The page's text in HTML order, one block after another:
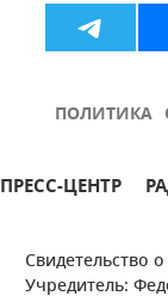
ПОЛИТИКА
ПРЕСС-ЦЕНТР
Свидетельство
Учредитель: